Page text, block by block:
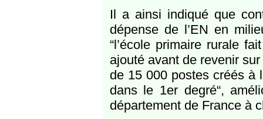
Il a ainsi indiqué que
dépense de l’EN en
“l’école primaire rurale
ajouté avant de revenir
de 15 000 postes créés à
dans le 1er degré“,
département de France à